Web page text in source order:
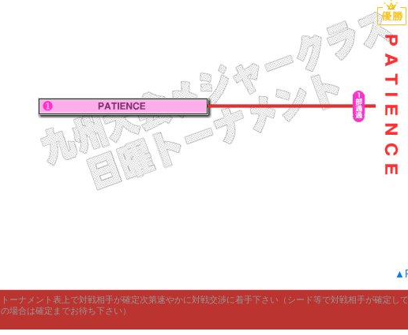
トーナメント表上で対戦相手が確定次第速やかに対戦交渉に着手下さい（シード等で対戦相手が確定し
の場合は確定までお待ち下さい）